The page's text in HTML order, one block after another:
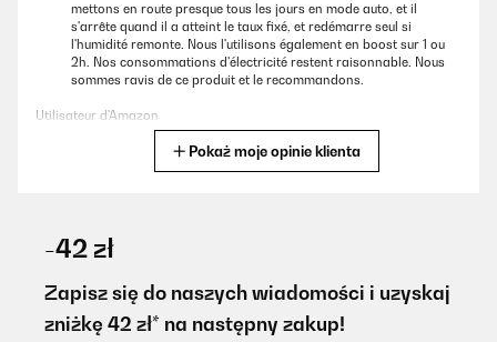
mettons en route presque tous les jours en mode auto, et il
s'arrête quand il a atteint le taux fixé, et redémarre seul si
l'humidité remonte. Nous l'utilisons également en boost sur 1 ou
2h. Nos consommations d'électricité restent raisonnable. Nous
sommes ravis de ce produit et le recommandons.
Utilisateur d'Amazon
inside my apartment. No molds appeared back since then and it's
a powerful machine too, which I totally recommend. You need the
dehumidifier to be powerful enough so it can suck all the
humidity. You'll be surprised by how much water it will collect
Pokaż moje opinie klienta
-42 zł
Zapisz się do naszych wiadomości i uzyskaj
zniżkę 42 zł* na następny zakup!